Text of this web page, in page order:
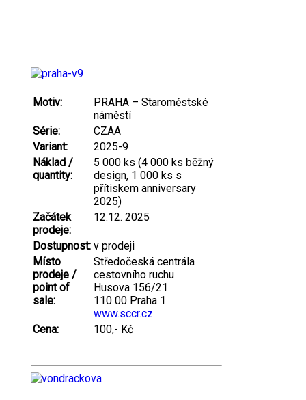
Motiv:
PRAHA – Staroměstské
náměstí
Série:
CZAA
Variant:
2025-9
Náklad /
quantity:
5 000 ks (4 000 ks běžný
design, 1 000 ks s
přítiskem anniversary
2025)
Začátek
prodeje:
12.12. 2025
Dostupnost: v prodeji
Místo
prodeje /
point of
sale:
Středočeská centrála
cestovního ruchu
Husova 156/21
110 00 Praha 1
www.sccr.cz
Cena:
100,- Kč